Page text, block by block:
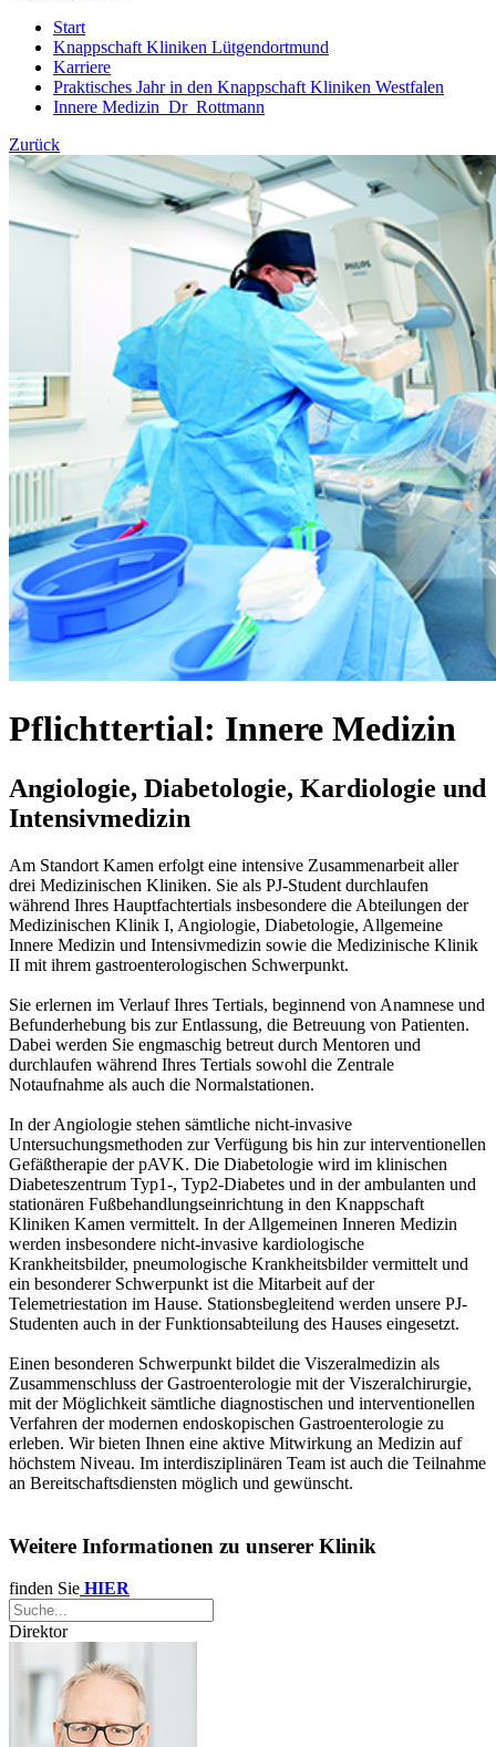
Start
Knappschaft Kliniken Lütgendortmund
Karriere
Praktisches Jahr in den Knappschaft Kliniken Westfalen
Innere Medizin_Dr_Rottmann
Zurück
Pflichttertial: Innere Medizin
Angiologie, Diabetologie, Kardiologie und
Intensivmedizin
Am Standort Kamen erfolgt eine intensive Zusammenarbeit aller
drei Medizinischen Kliniken. Sie als PJ-Student durchlaufen
während Ihres Hauptfachtertials insbesondere die Abteilungen der
Medizinischen Klinik I, Angiologie, Diabetologie, Allgemeine
Innere Medizin und Intensivmedizin sowie die Medizinische Klinik
II mit ihrem gastroenterologischen Schwerpunkt.
Sie erlernen im Verlauf Ihres Tertials, beginnend von Anamnese und
Befunderhebung bis zur Entlassung, die Betreuung von Patienten.
Dabei werden Sie engmaschig betreut durch Mentoren und
durchlaufen während Ihres Tertials sowohl die Zentrale
Notaufnahme als auch die Normalstationen.
In der Angiologie stehen sämtliche nicht-invasive
Untersuchungsmethoden zur Verfügung bis hin zur interventionellen
Gefäßtherapie der pAVK. Die Diabetologie wird im klinischen
Diabeteszentrum Typ1-, Typ2-Diabetes und in der ambulanten und
stationären Fußbehandlungseinrichtung in den Knappschaft
Kliniken Kamen vermittelt. In der Allgemeinen Inneren Medizin
werden insbesondere nicht-invasive kardiologische
Krankheitsbilder, pneumologische Krankheitsbilder vermittelt und
ein besonderer Schwerpunkt ist die Mitarbeit auf der
Telemetriestation im Hause. Stationsbegleitend werden unsere PJ-
Studenten auch in der Funktionsabteilung des Hauses eingesetzt.
Einen besonderen Schwerpunkt bildet die Viszeralmedizin als
Zusammenschluss der Gastroenterologie mit der Viszeralchirurgie,
mit der Möglichkeit sämtliche diagnostischen und interventionellen
Verfahren der modernen endoskopischen Gastroenterologie zu
erleben. Wir bieten Ihnen eine aktive Mitwirkung an Medizin auf
höchstem Niveau. Im interdisziplinären Team ist auch die Teilnahme
an Bereitschaftsdiensten möglich und gewünscht.
Weitere Informationen zu unserer Klinik
finden Sie HIER
Direktor